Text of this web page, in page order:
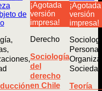
¡Agotada
versión
impresa!
Derecho
Sociología
del
derecho
en Chile
¡Agotada
versión
impresa!
Sociedad
Teoría